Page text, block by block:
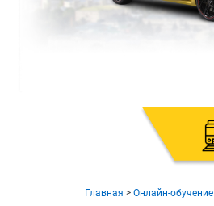
Главная > Онлайн-обучение